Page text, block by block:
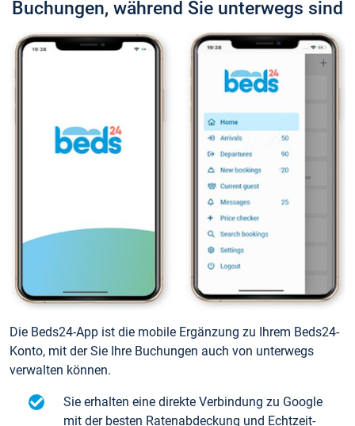
Buchungen, während Sie unterwegs sind
Die Beds24-App ist die mobile Ergänzung zu Ihrem Beds24-
Konto, mit der Sie Ihre Buchungen auch von unterwegs
verwalten können.
Sie erhalten eine direkte Verbindung zu Google
mit der besten Ratenabdeckung und Echtzeit-